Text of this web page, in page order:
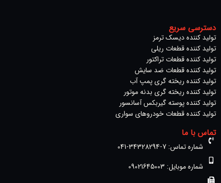
دسترسی سریع
تولید کننده دیسک ترمز​
تولید کننده قطعات ریلی
تولید کننده قطعات تراکتور
تولید کننده قطعات ضد سایش
تولید کننده ریخته گری پمپ آب
تولید کننده ریخته گری بدنه موتور
تولید کننده پوسته گیربکس آسانسور
تولید کننده قطعات خودروهای سواری
تماس با ما
شماره تماس: 7-34328294-041
شماره موبایل: 09021645003